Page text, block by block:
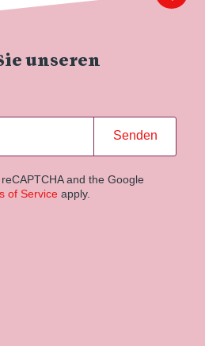
unseren
Senden
and the Google
of Service apply.